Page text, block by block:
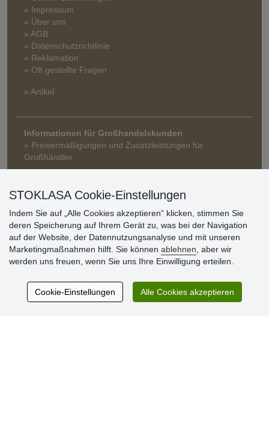
» Impressum
» Über uns
» AGB
» Datenschutzrichtlinie
» Reklamation
» Oft gestellte Fragen
» Artikel
Informationen für Großhandelskunden
» Preisermäßigungen und Zusatzleistungen für
Großhändler
Kundenbewertung
Sehr schöne Ware zu günstigen Preisen. Sehr
STOKLASA Cookie-Einstellungen
Indem Sie auf „Alle Cookies akzeptieren“ klicken, stimmen Sie
deren Speicherung auf Ihrem Gerät zu, was bei der Navigation
auf der Website, der Datennutzungsanalyse und mit unseren
Marketingmaßnahmen hilft. Sie können ablehnen , aber wir
werden uns freuen, wenn Sie uns Ihre Einwilligung erteilen.
Cookie-Einstellungen Alle Cookies akzeptieren